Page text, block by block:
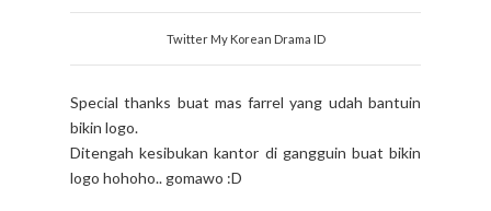
Twitter My Korean Drama ID
Special thanks buat mas farrel yang udah bantuin
bikin logo.
Ditengah kesibukan kantor di gangguin buat bikin
logo hohoho.. gomawo :D